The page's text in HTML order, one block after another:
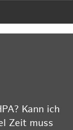
Kann ich
Zeit muss